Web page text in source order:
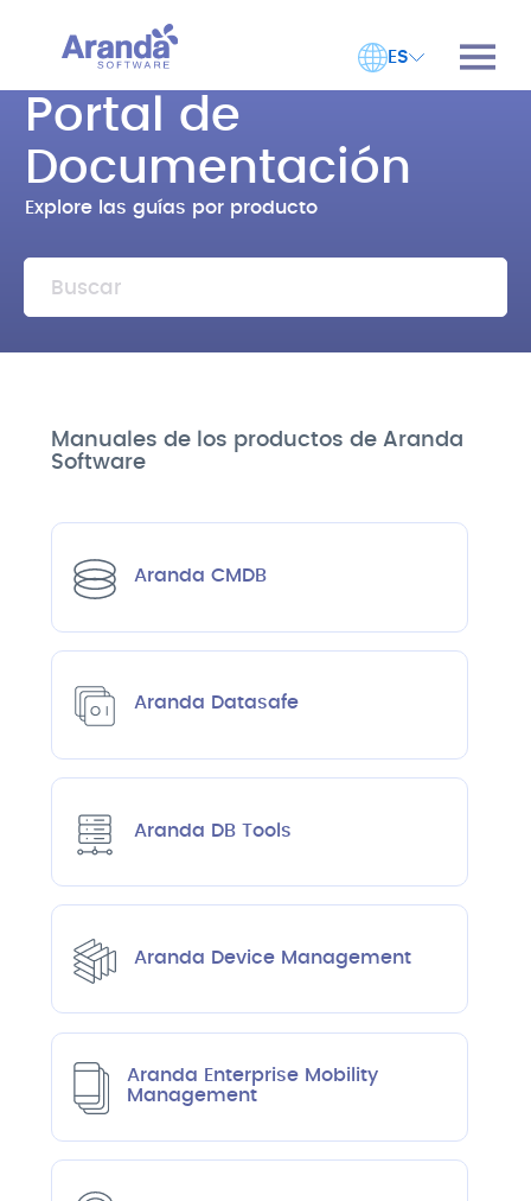
ES
Portal de
Documentación
Explore las guías por producto
Manuales de los productos de Aranda
Software
Aranda CMDB
Aranda Datasafe
Aranda DB Tools
Aranda Device Management
Aranda Enterprise Mobility
Management